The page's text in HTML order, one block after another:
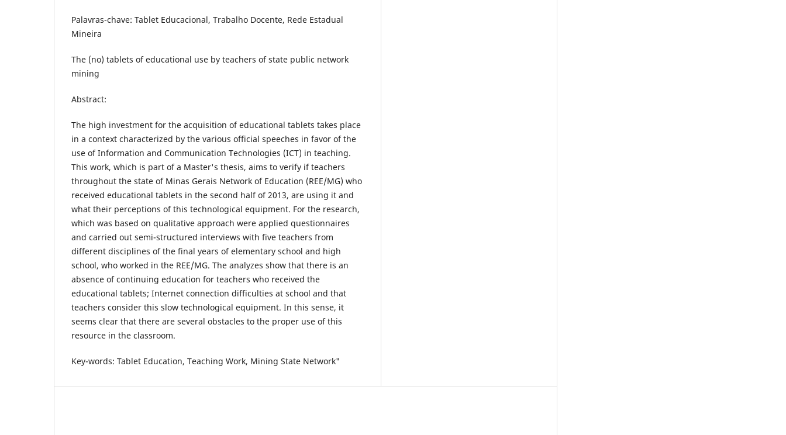
Palavras-chave: Tablet Educacional, Trabalho Docente, Rede Estadual
Mineira
The (no) tablets of educational use by teachers of state public network
mining
Abstract:
The high investment for the acquisition of educational tablets takes place
in a context characterized by the various official speeches in favor of the
use of Information and Communication Technologies (ICT) in teaching.
This work, which is part of a Master's thesis, aims to verify if teachers
throughout the state of Minas Gerais Network of Education (REE/MG) who
received educational tablets in the second half of 2013, are using it and
what their perceptions of this technological equipment. For the research,
which was based on qualitative approach were applied questionnaires
and carried out semi-structured interviews with five teachers from
different disciplines of the final years of elementary school and high
school, who worked in the REE/MG. The analyzes show that there is an
absence of continuing education for teachers who received the
educational tablets; Internet connection difficulties at school and that
teachers consider this slow technological equipment. In this sense, it
seems clear that there are several obstacles to the proper use of this
resource in the classroom.
Key-words: Tablet Education, Teaching Work, Mining State Network"